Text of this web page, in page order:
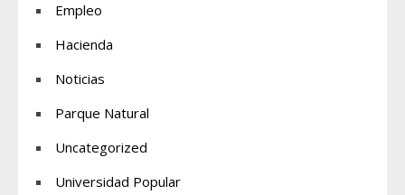
Empleo
Hacienda
Noticias
Parque Natural
Uncategorized
Universidad Popular